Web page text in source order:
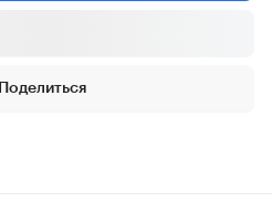
Поделиться